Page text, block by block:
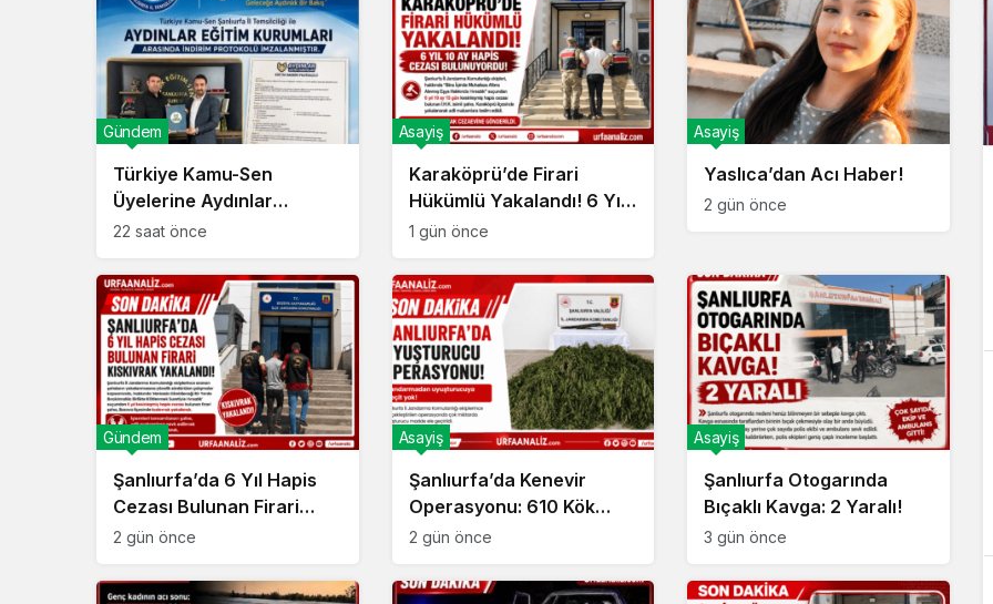
Türkiye Kamu-Sen
Üyelerine Aydınlar
Eğitimde İndirim Fırsatı!
Gündem
22 saat önce
Karaköprü’de Firari
Hükümlü Yakalandı! 6 Yıl
10 Ay Hapis Cezası
Asayiş
1 gün önce
Yaslıca’dan Acı Haber!
Asayiş
2 gün önce
Şanlıurfa’da 6 Yıl Hapis
Cezası Bulunan Firari
Yakalandı!
Gündem
2 gün önce
Şanlıurfa’da Kenevir
Operasyonu: 610 Kök
Kenevir Ele Geçirildi!
Asayiş
2 gün önce
Şanlıurfa Otogarında
Bıçaklı Kavga: 2 Yaralı!
Asayiş
3 gün önce